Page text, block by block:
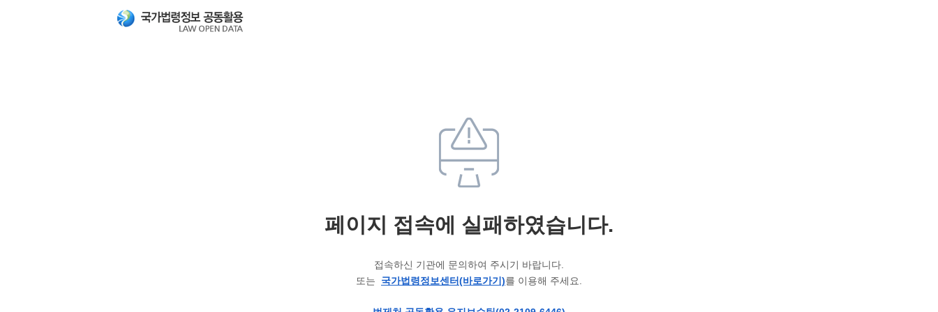
페이지 접속에 실패하였습니다.
접속하신 기관에 문의하여 주시기 바랍니다.
또는 국가법령정보센터(바로가기)를 이용해 주세요.